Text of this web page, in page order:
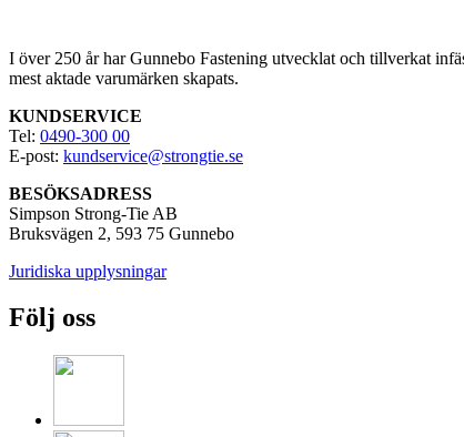
I över 250 år har Gunnebo Fastening utvecklat och tillverkat
mest aktade varumärken skapats.
KUNDSERVICE
Tel: 0490-300 00
E-post: kundservice@strongtie.se
BESÖKSADRESS
Simpson Strong-Tie AB
Bruksvägen 2, 593 75 Gunnebo
Juridiska upplysningar
Följ oss